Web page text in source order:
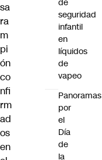
sa
ra
m
pi
ón
co
nfi
rm
ad
os
en
de
seguridad
infantil
en
líquidos
de
vapeo
Panoramas
por
el
Día
de
la